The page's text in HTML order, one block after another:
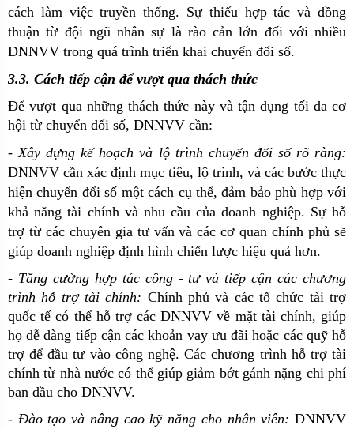
cách làm việc truyền thống. Sự thiếu hợp tác và đồng
thuận từ đội ngũ nhân sự là rào cản lớn đối với nhiều
DNNVV trong quá trình triển khai chuyển đổi số.
3.3. Cách tiếp cận để vượt qua thách thức
Để vượt qua những thách thức này và tận dụng tối đa cơ
hội từ chuyển đổi số, DNNVV cần:
- Xây dựng kế hoạch và lộ trình chuyển đổi số rõ ràng:
DNNVV cần xác định mục tiêu, lộ trình, và các bước thực
hiện chuyển đổi số một cách cụ thể, đảm bảo phù hợp với
khả năng tài chính và nhu cầu của doanh nghiệp. Sự hỗ
trợ từ các chuyên gia tư vấn và các cơ quan chính phủ sẽ
giúp doanh nghiệp định hình chiến lược hiệu quả hơn.
- Tăng cường hợp tác công - tư và tiếp cận các chương
trình hỗ trợ tài chính: Chính phủ và các tổ chức tài trợ
quốc tế có thể hỗ trợ các DNNVV về mặt tài chính, giúp
họ dễ dàng tiếp cận các khoản vay ưu đãi hoặc các quỹ hỗ
trợ để đầu tư vào công nghệ. Các chương trình hỗ trợ tài
chính từ nhà nước có thể giúp giảm bớt gánh nặng chi phí
ban đầu cho DNNVV.
- Đào tạo và nâng cao kỹ năng cho nhân viên: DNNVV